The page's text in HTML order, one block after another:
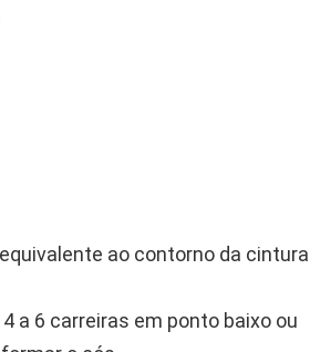
ao contorno da cintura
a 6 carreiras em ponto baixo ou